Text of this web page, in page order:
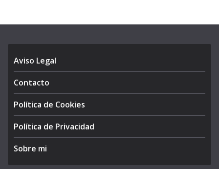
Aviso Legal
Contacto
Política de Cookies
Política de Privacidad
Sobre mi